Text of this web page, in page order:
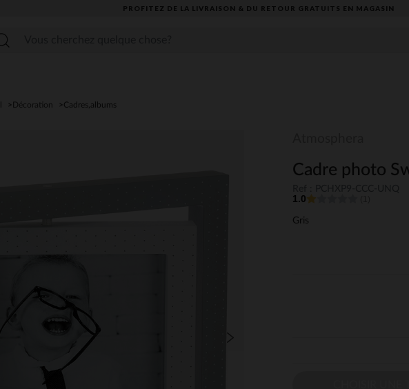
PROFITEZ DE LA LIVRAISON & DU RETOUR GRATUITS EN MAGASIN​
Décoration Cadres,albums
Cadre photo
1.0
Gris